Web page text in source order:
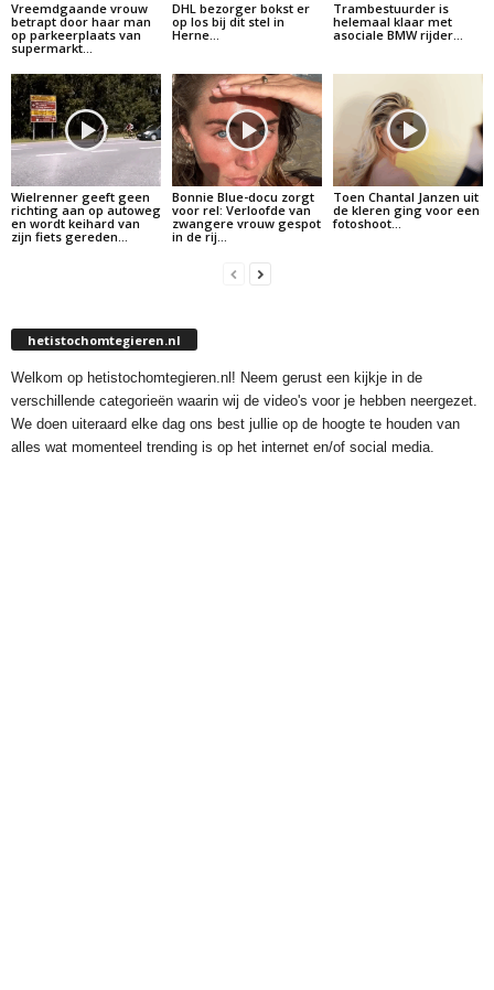
Vreemdgaande vrouw
betrapt door haar man
op parkeerplaats van
supermarkt…
DHL bezorger bokst er
op los bij dit stel in
Herne…
Trambestuurder is
helemaal klaar met
asociale BMW rijder…
Wielrenner geeft geen
richting aan op autoweg
en wordt keihard van
zijn fiets gereden…
Bonnie Blue-docu zorgt
voor rel: Verloofde van
zwangere vrouw gespot
in de rij…
Toen Chantal Janzen uit
de kleren ging voor een
fotoshoot…
hetistochomtegieren.nl
Welkom op hetistochomtegieren.nl! Neem gerust een kijkje in de
verschillende categorieën waarin wij de video's voor je hebben neergezet.
We doen uiteraard elke dag ons best jullie op de hoogte te houden van
alles wat momenteel trending is op het internet en/of social media.